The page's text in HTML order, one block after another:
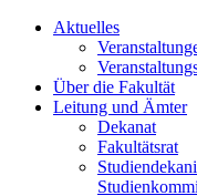
Aktuelles
Über die Fakultät
Leitung und Ämter
Dekanat
Fakultätsrat